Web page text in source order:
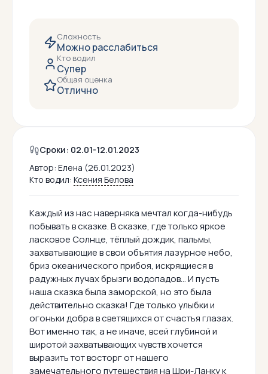
Сложность
Можно расслабиться
Кто водил
Супер
Общая оценка
Отлично
Сроки: 02.01-12.01.2023
Автор: Елена (26.01.2023)
Кто водил: Ксения Белова
Каждый из нас наверняка мечтал когда-нибудь
побывать в сказке. В сказке, где только яркое
ласковое Солнце, тёплый дождик, пальмы,
захватывающие в свои объятия лазурное небо,
бриз океанического прибоя, искрящиеся в
радужных лучах брызги водопадов... И пусть
наша сказка была заморской, но это была
действительно сказка! Где только улыбки и
огоньки добра в светящихся от счастья глазах.
Вот именно так, а не иначе, всей глубиной и
широтой захватывающих чувств хочется
выразить тот восторг от нашего
замечательного путешествия на Шри-Ланку к